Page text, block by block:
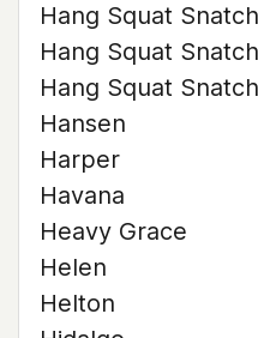
Hang Squat
Hang Squat
Hang Squat
Hansen
Harper
Havana
Heavy Grace
Helen
Helton